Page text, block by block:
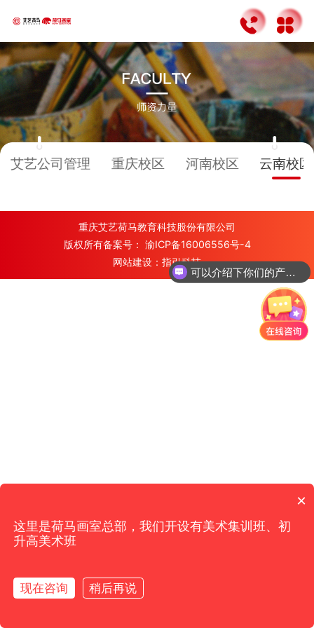
艾艺公司管理 重庆校区 河南校区 云南校区
重庆艾艺荷马教育科技股份有限公司
版权所有备案号： 渝ICP备16006556号-4
网站建设： 指引科技
可以介绍下你们的产品么？
×
这里是荷马画室总部，我们开设有美术集训班、初
升高美术班
现在咨询 稍后再说